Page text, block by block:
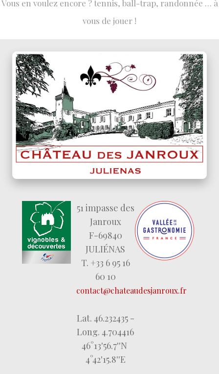
Vous en voulez encore ? tennis, ball-trap, randonnée … à
vous de jouer !
51 impasse des
Janroux
F-69840
JULIÉNAS
T. +33 6 95 16
60 10
contact@chateaudesjanroux.fr
Lat. 46.232435 -
Long. 4.704416
46°13'56.7''N
4°42'15.8''E